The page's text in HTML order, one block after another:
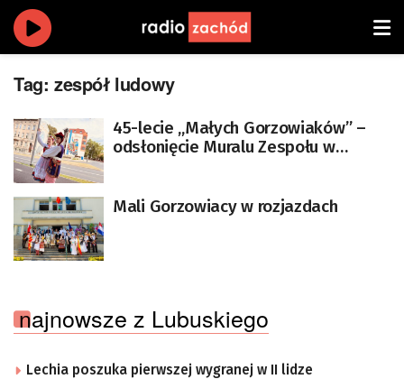
Tag: zespół ludowy
45-lecie „Małych Gorzowiaków” –
odsłonięcie Muralu Zespołu w
Mali Gorzowiacy w rozjazdach
najnowsze z Lubuskiego
Lechia poszuka pierwszej wygranej w II lidze